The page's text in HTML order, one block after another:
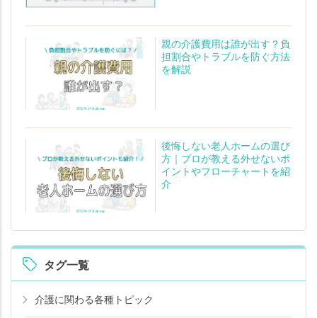
親の介護費用は誰が出す？負
担割合やトラブルを防ぐ方法
を解説
後悔しない老人ホームの選び
方｜プロが教える外せないポ
イントやフローチャートを紹
介
タグ一覧
介護に関わる各種トピック